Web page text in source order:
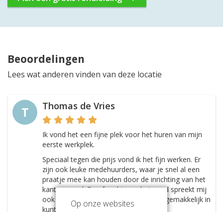
Beoordelingen
Lees wat anderen vinden van deze locatie
T Thomas de Vries
Ik vond het een fijne plek voor het huren van mijn
eerste werkplek.
Speciaal tegen die prijs vond ik het fijn werken. Er
zijn ook leuke medehuurders, waar je snel al een
praatje mee kan houden door de inrichting van het
kantoorpand. De sfeer binnen het pand spreekt mij
ook aan, het lijkt net een huis waar je gemakkelijk in
kunt werken.
Op onze websites